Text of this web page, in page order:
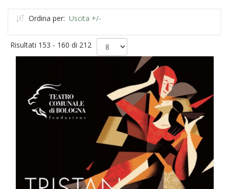
Ordina per: Uscita +/-
Risultati 153 - 160 di 212